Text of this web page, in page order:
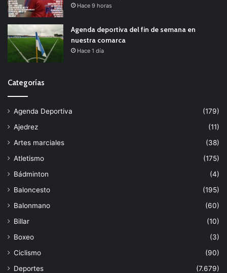
Hace 9 horas
Agenda deportiva del fin de semana en
nuestra comarca
Hace 1 día
Categorías
Agenda Deportiva
(179)
Ajedrez
(11)
Artes marciales
(38)
Atletismo
(175)
Bádminton
(4)
Baloncesto
(195)
Balonmano
(60)
Billar
(10)
Boxeo
(3)
Ciclismo
(90)
Deportes
(7.679)